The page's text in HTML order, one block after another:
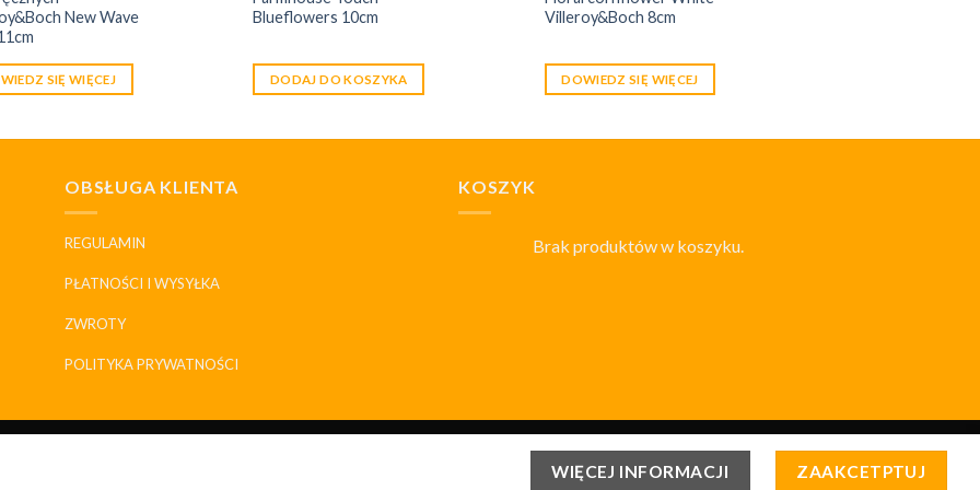
New Wave
SIĘ WIĘCEJ
Blueflowers 10cm
DODAJ DO KOSZYKA
Villeroy&Boch 8cm
DOWIEDZ SIĘ WIĘCEJ
OBSŁUGA KLIENTA
REGULAMIN
PŁATNOŚCI I WYSYŁKA
ZWROTY
POLITYKA PRYWATNOŚCI
KOSZYK
Brak produktów w koszyku.
WIĘCEJ INFORMACJI ZAAKCETPTUJ